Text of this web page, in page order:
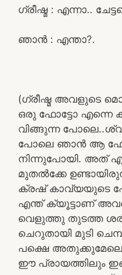
ഗ്രീഷ്മ : എന്നാ..
ഞാൻ : എന്താ?.
(ഗ്രീഷ്മ
ഒരു ഫോട്ടോ എന്നെ
വിങ്ങുന്ന
പോലെ ഞാൻ ആ
നിന്നുപോയി. അത്
മുതൽക്കേ
ക്രഷ് കാവ്യയുടെ
എന്ത് ക്യൂട്ടാണ്
വെളുത്തു തുടത്ത
ചെറുതായി മുടി
പക്ഷെ
ഈ പ്രായത്തിലും